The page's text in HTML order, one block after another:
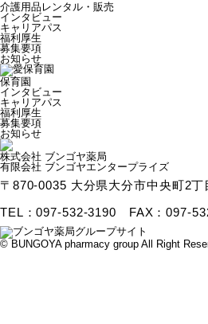
介護用品レンタル・販売
インタビュー
キャリアパス
福利厚生
募集要項
お知らせ
保育園
インタビュー
キャリアパス
福利厚生
募集要項
お知らせ
株式会社 ブンゴヤ薬局
有限会社 ブンゴヤエンタープライズ
〒870-0035 大分県大分市中央町2丁
TEL：097-532-3190 FAX：097-
© BUNGOYA pharmacy group All Right